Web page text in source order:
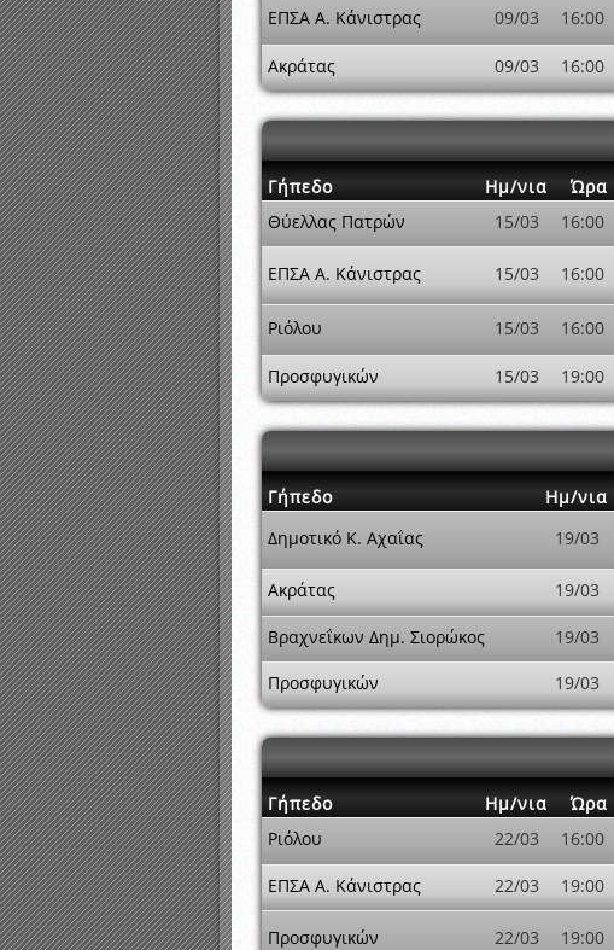
ΕΠΣΑ Α. Κάνιστρας 09/03 16:00
Ακράτας 09/03 16:00
Γήπεδο
Ημ/νια Ώρα
Θύελλας Πατρών
15/03 16:00
ΕΠΣΑ Α. Κάνιστρας 15/03 16:00
Ριόλου 15/03 16:00
Προσφυγικών 15/03 19:00
Γήπεδο
Ημ/νια
Δημοτικό Κ. Αχαΐας
19/03
Ακράτας 19/03
Βραχνεΐκων Δημ. Σιορώκος 19/03
Προσφυγικών
19/03
Γήπεδο
Ημ/νια Ώρα
Ριόλου
22/03 16:00
ΕΠΣΑ Α. Κάνιστρας 22/03 19:00
Προσφυγικών 22/03 19:00